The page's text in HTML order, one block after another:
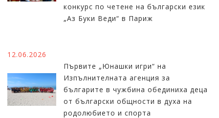
конкурс по четене на български език
„Аз Буки Веди“ в Париж
12.06.2026
Първите „Юнашки игри“ на
Изпълнителната агенция за
българите в чужбина обединиха деца
от български общности в духа на
родолюбието и спорта